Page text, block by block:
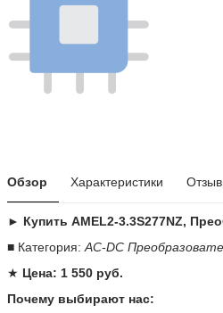
Обзор Характеристики
► Купить AMEL2-3.3S277NZ,
■ Категория:AC-DC
★ Цена: 1 550 руб.
Почему выбирают нас: